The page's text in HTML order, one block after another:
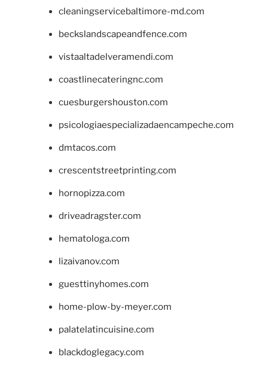
cleaningservicebaltimore-md.com
beckslandscapeandfence.com
vistaaltadelveramendi.com
coastlinecateringnc.com
cuesburgershouston.com
psicologiaespecializadaencampeche.com
dmtacos.com
crescentstreetprinting.com
hornopizza.com
driveadragster.com
hematologa.com
lizaivanov.com
guesttinyhomes.com
home-plow-by-meyer.com
palatelatincuisine.com
blackdoglegacy.com